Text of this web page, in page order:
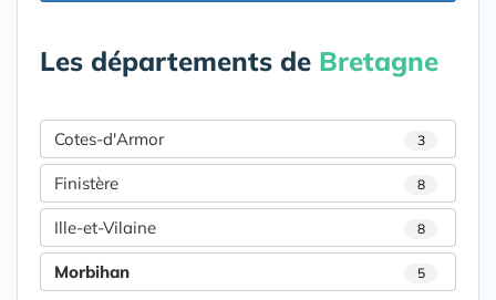
Les départements de Bretagne
Cotes-d'Armor 3
Finistère 8
Ille-et-Vilaine 8
Morbihan 5